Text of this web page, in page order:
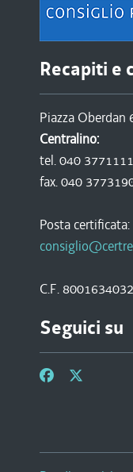
Recapiti e
Piazza Oberdan
Centralino:
tel. 040 3771111
fax. 040
Posta certificata:
C.F.
Seguici su